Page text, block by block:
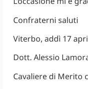
Confraterni saluti
Viterbo, addì 17
Dott. Alessio
Cavaliere di Merito